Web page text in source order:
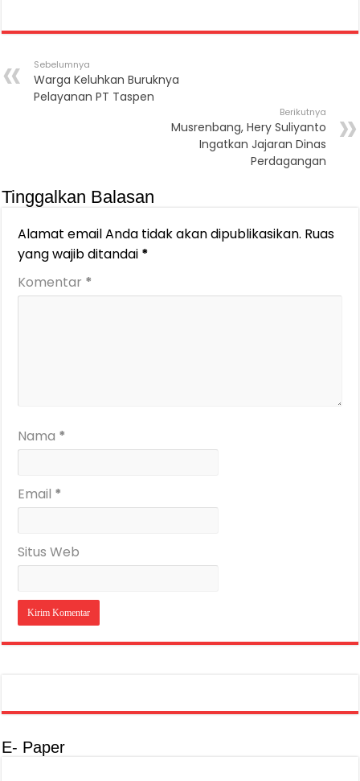
Sebelumnya
Warga Keluhkan Buruknya
Pelayanan PT Taspen
Berikutnya
Musrenbang, Hery Suliyanto
Ingatkan Jajaran Dinas
Perdagangan
Tinggalkan Balasan
Alamat email Anda tidak akan dipublikasikan. Ruas
yang wajib ditandai *
Komentar *
Nama *
Email *
Situs Web
E- Paper